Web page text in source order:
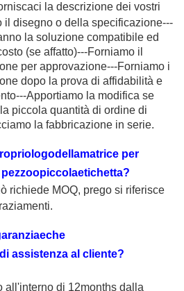
la descrizione dei vostri
il disegno o della specificazione---
la soluzione compatibile ed
(se affatto)---Forniamo il
per approvazione---Forniamo i
dopo la prova di affidabilità e
Apportiamo la modifica se
piccola quantità di ordine di
la fabbricazione in serie.
per
richiede MOQ, prego si riferisce
assistenza al cliente?
all'interno di 12months dalla